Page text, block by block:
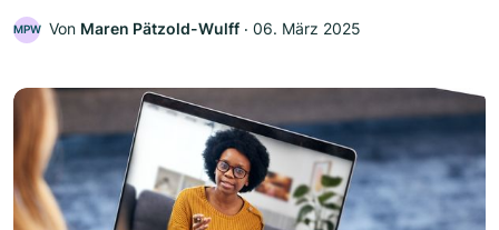
MPW Von Maren Pätzold-Wulff ‧ 06. März 2025